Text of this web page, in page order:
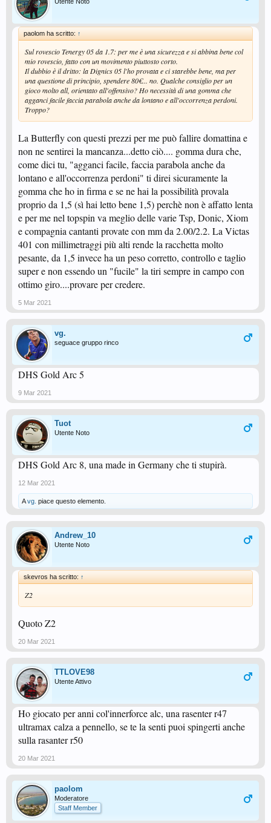
paolom ha scritto: ↑
Sul rovescio Tenergy 05 da 1.7: per me è una sicurezza e si abbina bene col
mio rovescio, fatto con un movimento piuttosto corto.
Il dubbio è il dritto: la Dignics 05 l'ho provata e ci starebbe bene, ma per
una questione di principio, spendere 80€... no. Qualche consiglio per un
gioco molto all, orientato all'offensivo? Ho necessità di una gomma che
agganci facile faccia parabola anche da lontano e all'occorrenza perdoni.
Troppo?
La Butterfly con questi prezzi per me può fallire domattina e
non ne sentirei la mancanza...detto ciò.... gomma dura che,
come dici tu, "agganci facile, faccia parabola anche da
lontano e all'occorrenza perdoni" ti direi sicuramente la
gomma che ho in firma e se ne hai la possibilità provala
proprio da 1,5 (sì hai letto bene 1,5) perchè non è affatto lenta
e per me nel topspin va meglio delle varie Tsp, Donic, Xiom
e compagnia cantanti provate con mm da 2.00/2.2. La Victas
401 con millimetraggi più alti rende la racchetta molto
pesante, da 1,5 invece ha un peso corretto, controllo e taglio
super e non essendo un "fucile" la tiri sempre in campo con
ottimo giro....provare per credere.
5 Mar 2021
vg.
seguace gruppo rinco
DHS Gold Arc 5
9 Mar 2021
Tuot
Utente Noto
DHS Gold Arc 8, una made in Germany che ti stupirà.
12 Mar 2021
Avg. piace questo elemento.
Andrew_10
Utente Noto
skevros ha scritto: ↑
Z2
Quoto Z2
20 Mar 2021
TTLOVE98
Utente Attivo
Ho giocato per anni col'innerforce alc, una rasenter r47
ultramax calza a pennello, se te la senti puoi spingerti anche
sulla rasanter r50
20 Mar 2021
paolom
Moderatore
Staff Member